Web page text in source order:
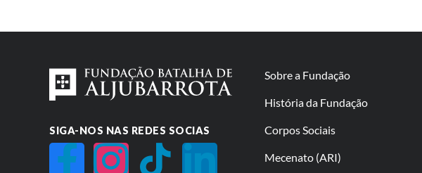
SIGA-NOS NAS REDES SOCIAS
Sobre a Fundação
História da Fundação
Corpos Sociais
Mecenato (ARI)